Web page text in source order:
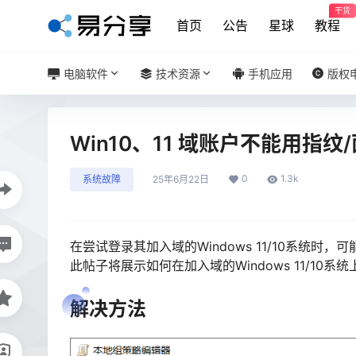
首页 公告 星球 教程
干货
电脑软件 技术资源 手机应用 版权
Win10、11 域账户不能用指纹
系统故障 25年6月22日 0 1.3k
在尝试登录其加入域的Windows 11/10系统时，
此帖子将展示如何在加入域的Windows 11/10系统
解决方法